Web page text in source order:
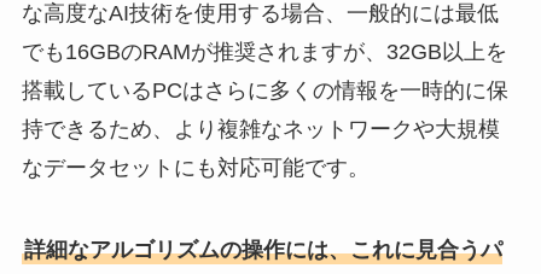
な高度なAI技術を使用する場合、一般的には最低
でも16GBのRAMが推奨されますが、32GB以上を
搭載しているPCはさらに多くの情報を一時的に保
持できるため、より複雑なネットワークや大規模
なデータセットにも対応可能です。
詳細なアルゴリズムの操作には、これに見合うパ